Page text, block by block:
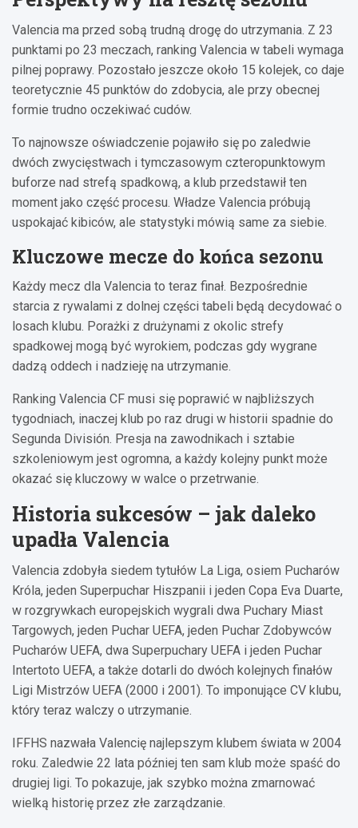
Valencia ma przed sobą trudną drogę do utrzymania. Z 23
punktami po 23 meczach, ranking Valencia w tabeli wymaga
pilnej poprawy. Pozostało jeszcze około 15 kolejek, co daje
teoretycznie 45 punktów do zdobycia, ale przy obecnej
formie trudno oczekiwać cudów.
To najnowsze oświadczenie pojawiło się po zaledwie
dwóch zwycięstwach i tymczasowym czteropunktowym
buforze nad strefą spadkową, a klub przedstawił ten
moment jako część procesu. Władze Valencia próbują
uspokajać kibiców, ale statystyki mówią same za siebie.
Kluczowe mecze do końca sezonu
Każdy mecz dla Valencia to teraz finał. Bezpośrednie
starcia z rywalami z dolnej części tabeli będą decydować o
losach klubu. Porażki z drużynami z okolic strefy
spadkowej mogą być wyrokiem, podczas gdy wygrane
dadzą oddech i nadzieję na utrzymanie.
Ranking Valencia CF musi się poprawić w najbliższych
tygodniach, inaczej klub po raz drugi w historii spadnie do
Segunda División. Presja na zawodnikach i sztabie
szkoleniowym jest ogromna, a każdy kolejny punkt może
okazać się kluczowy w walce o przetrwanie.
Historia sukcesów – jak daleko
upadła Valencia
Valencia zdobyła siedem tytułów La Liga, osiem Pucharów
Króla, jeden Superpuchar Hiszpanii i jeden Copa Eva Duarte,
w rozgrywkach europejskich wygrali dwa Puchary Miast
Targowych, jeden Puchar UEFA, jeden Puchar Zdobywców
Pucharów UEFA, dwa Superpuchary UEFA i jeden Puchar
Intertoto UEFA, a także dotarli do dwóch kolejnych finałów
Ligi Mistrzów UEFA (2000 i 2001). To imponujące CV klubu,
który teraz walczy o utrzymanie.
IFFHS nazwała Valencię najlepszym klubem świata w 2004
roku. Zaledwie 22 lata później ten sam klub może spaść do
drugiej ligi. To pokazuje, jak szybko można zmarnować
wielką historię przez złe zarządzanie.